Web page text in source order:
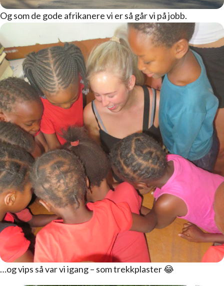
Og som de gode afrikanere vi er så går vi på jobb.
…og vips så var vi igang – som trekkplaster 😂